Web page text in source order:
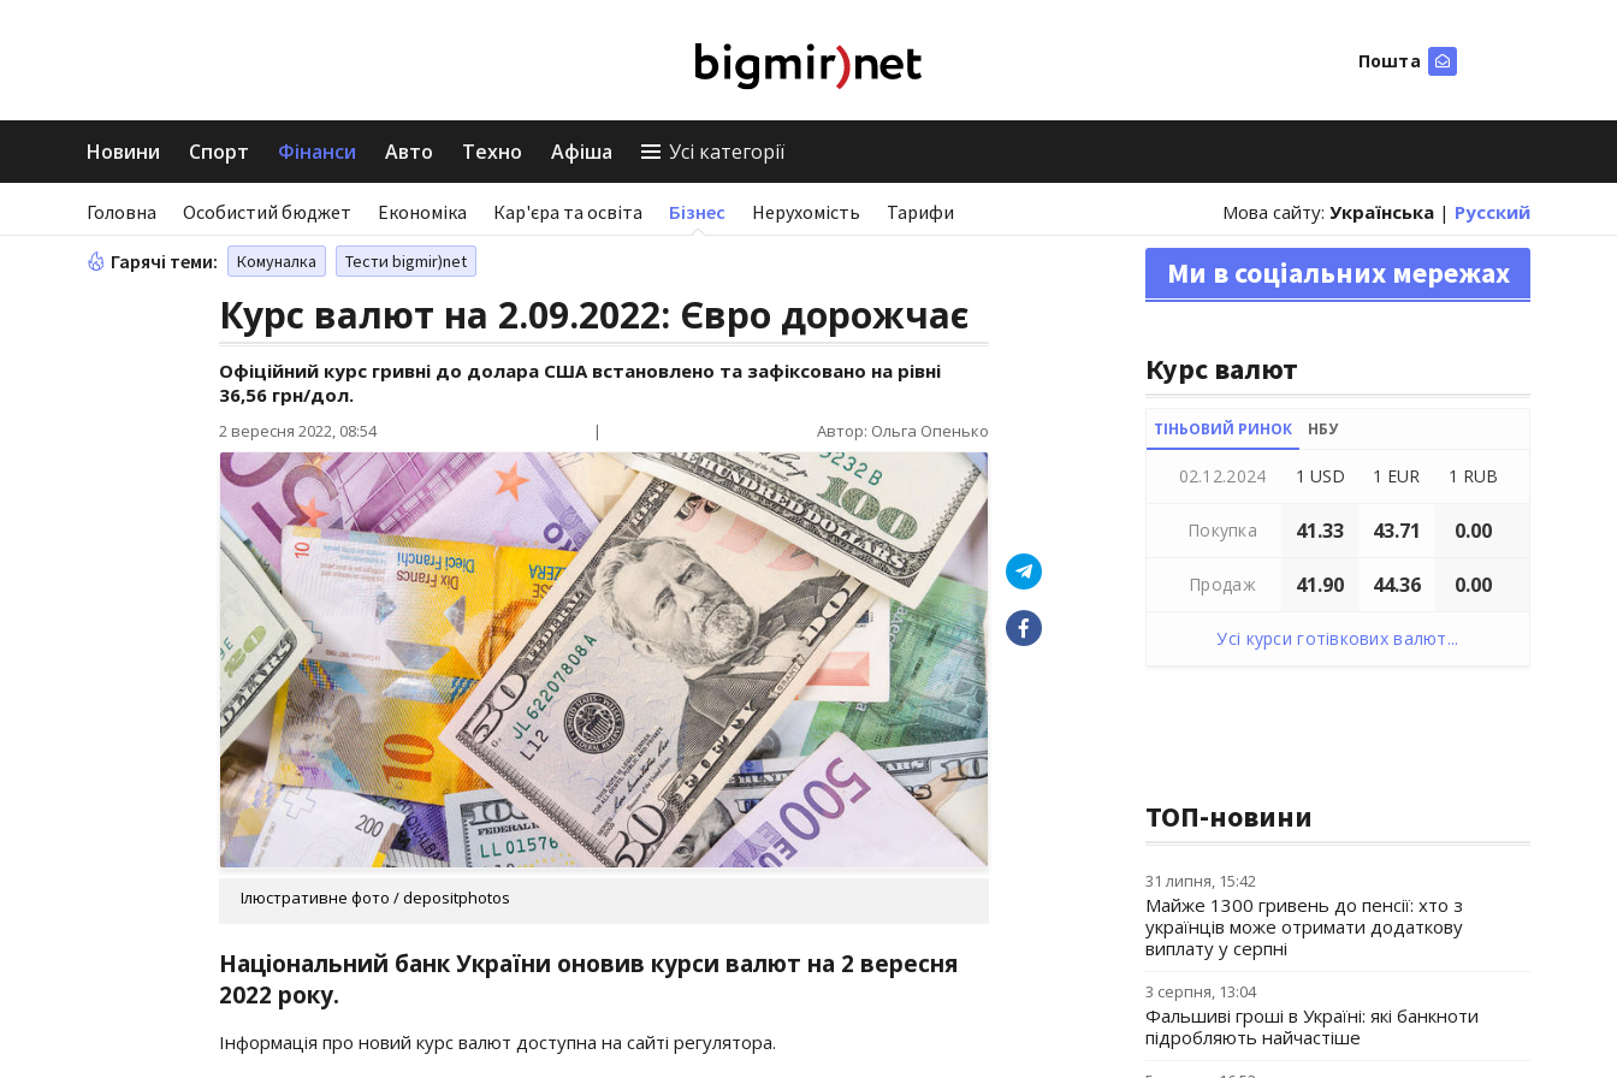
Пошта
Новини Спорт Фінанси Авто Техно Афіша Усі категорії
Головна Особистий бюджет Економіка Кар'єра та освіта Бізнес Нерухомість Тарифи Мова сайту: Українська | Русский
Гарячі теми: Комуналка Тести bigmir)net
Курс валют на 2.09.2022: Євро дорожчає
Офіційний курс гривні до долара США встановлено та зафіксовано на рівні
36,56 грн/дол.
2 вересня 2022, 08:54 | Автор: Ольга Опенько
Ілюстративне фото / depositphotos
Національний банк України оновив курси валют на 2 вересня
2022 року.
Інформація про новий курс валют доступна на сайті регулятора.
Ми в соціальних мережах
Курс валют
ТІНЬОВИЙ РИНОК НБУ
02.12.2024 1 USD 1 EUR 1 RUB
Покупка 41.33 43.71 0.00
Продаж 41.90 44.36 0.00
Усі курси готівкових валют...
ТОП-новини
31 липня, 15:42
Майже 1300 гривень до пенсії: хто з
українців може отримати додаткову
виплату у серпні
3 серпня, 13:04
Фальшиві гроші в Україні: які банкноти
підробляють найчастіше